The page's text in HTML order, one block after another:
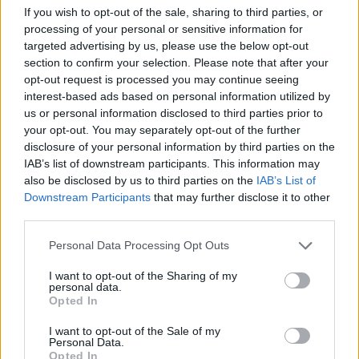
If you wish to opt-out of the sale, sharing to third parties, or
processing of your personal or sensitive information for
targeted advertising by us, please use the below opt-out
section to confirm your selection. Please note that after your
opt-out request is processed you may continue seeing
interest-based ads based on personal information utilized by
us or personal information disclosed to third parties prior to
your opt-out. You may separately opt-out of the further
disclosure of your personal information by third parties on the
IAB’s list of downstream participants. This information may
also be disclosed by us to third parties on the IAB’s List of
Downstream Participants that may further disclose it to other
Personal Data Processing Opt Outs
I want to opt-out of the Sharing of my
personal data.
Opted In
I want to opt-out of the Sale of my
Personal Data.
Opted In
così arriva addirittura il raddoppio, con Simeone
che di testa batte ancora Buffon, sfruttando
l’assist perfetto diLazovic . E poco prima della
mezzora arriva il tris: la difesa della Juve è in
bambola, Rigoni colpisce la traversa e il pallone
rimbalza suAlex Sandro, entrando in porta
dopo il tocco del brasiliano. Le brutte notizie per i
bianconeri non finiscono: al 33’ Bonucci getta la
spugna per un problema muscolare ed è
sostituito da Rugani.
Juventusproduce il massimo sforzo per
sfiora il palo di destro, al 52’ Khedira da pochi
passi spedisce fuori sprecando una buona
occasione; Allegri prova a ridisegnare la
squadra mandando in campo Higuain al posto di